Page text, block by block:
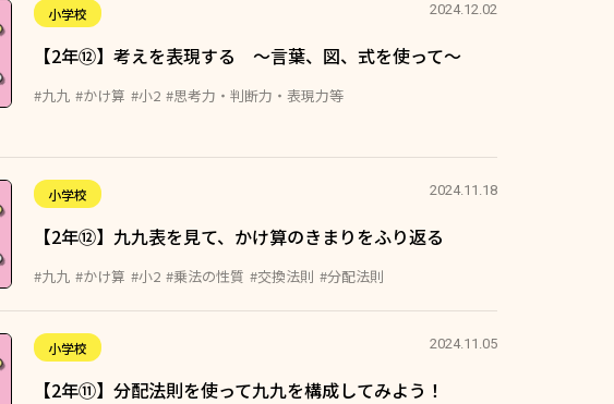
小学校 2024.12.02
【2年⑫】考えを表現する ～言葉、図、式を使って～
#九九 #かけ算 #小2 #思考力・判断力・表現力等
小学校 2024.11.18
【2年⑫】九九表を見て、かけ算のきまりをふり返る
#九九 #かけ算 #小2 #乗法の性質 #交換法則 #分配法則
小学校 2024.11.05
【2年⑪】分配法則を使って九九を構成してみよう！